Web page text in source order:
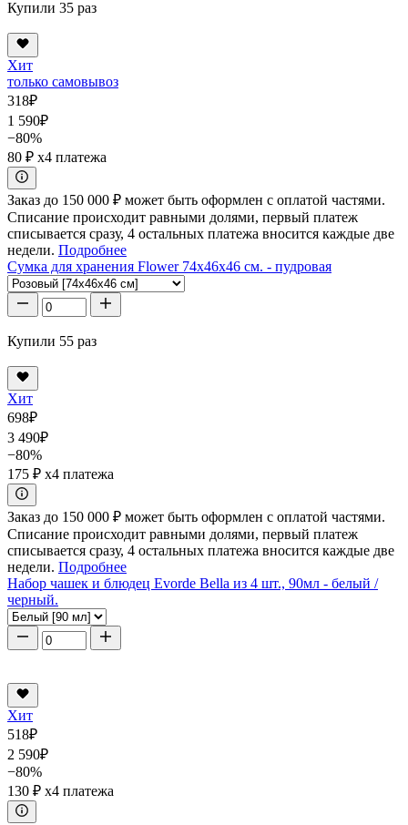
Купили 35 раз
Хит
только самовывоз
318₽
1 590₽
−80%
80 ₽ x4 платежа
Заказ до 150 000 ₽ может быть оформлен с оплатой частями.
Списание происходит равными долями, первый платеж
списывается сразу, 4 остальных платежа вносится каждые две
недели. Подробнее
Сумка для хранения Flower 74x46x46 см. - пудровая
Купили 55 раз
Хит
698₽
3 490₽
−80%
175 ₽ x4 платежа
Заказ до 150 000 ₽ может быть оформлен с оплатой частями.
Списание происходит равными долями, первый платеж
списывается сразу, 4 остальных платежа вносится каждые две
недели. Подробнее
Набор чашек и блюдец Evorde Bella из 4 шт., 90мл - белый /
черный.
Хит
518₽
2 590₽
−80%
130 ₽ x4 платежа